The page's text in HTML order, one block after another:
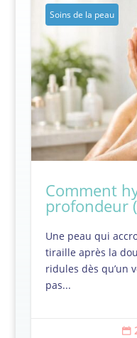
Soins de la peau
Comment
profondeur
Une peau qui
tiraille après la
ridules dès qu’un
pas...
